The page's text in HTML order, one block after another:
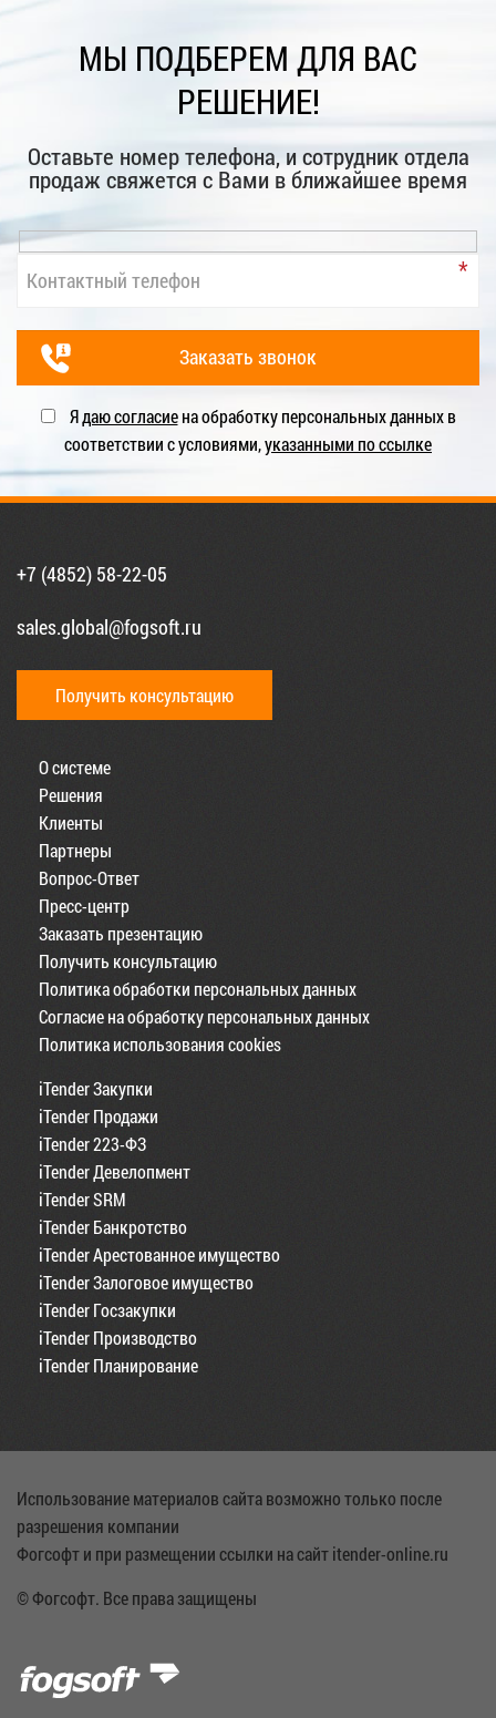
МЫ ПОДБЕРЕМ ДЛЯ ВАС
РЕШЕНИЕ!
Оставьте номер телефона, и сотрудник отдела
продаж свяжется с Вами в ближайшее время
Ядаю согласиена обработку персональных данных в
соответствии с условиями,указанными по ссылке
+7 (4852) 58-22-05
sales.global@fogsoft.ru
Получить консультацию
О системе
Решения
Клиенты
Партнеры
Вопрос-Ответ
Пресс-центр
Заказать презентацию
Получить консультацию
Политика обработки персональных данных
Согласие на обработку персональных данных
Политика использования cookies
iTender Закупки
iTender Продажи
iTender 223-ФЗ
iTender Девелопмент
iTender SRM
iTender Банкротство
iTender Арестованное имущество
iTender Залоговое имущество
iTender Госзакупки
iTender Производство
iTender Планирование
Использование материалов сайта возможно только после
разрешения компании
Фогсофт и при размещении ссылки на сайт itender-online.ru
© Фогсофт. Все права защищены